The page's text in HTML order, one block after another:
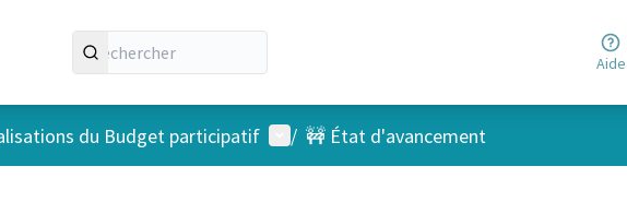
Aide
du Budget participatif Menu utilisateur
/ 🚧 État d'avancement